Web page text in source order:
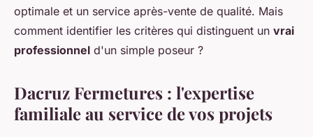
optimale et un service après-vente de qualité. Mais
comment identifier les critères qui distinguent un vrai
professionnel d'un simple poseur ?
Dacruz Fermetures : l'expertise
familiale au service de vos projets